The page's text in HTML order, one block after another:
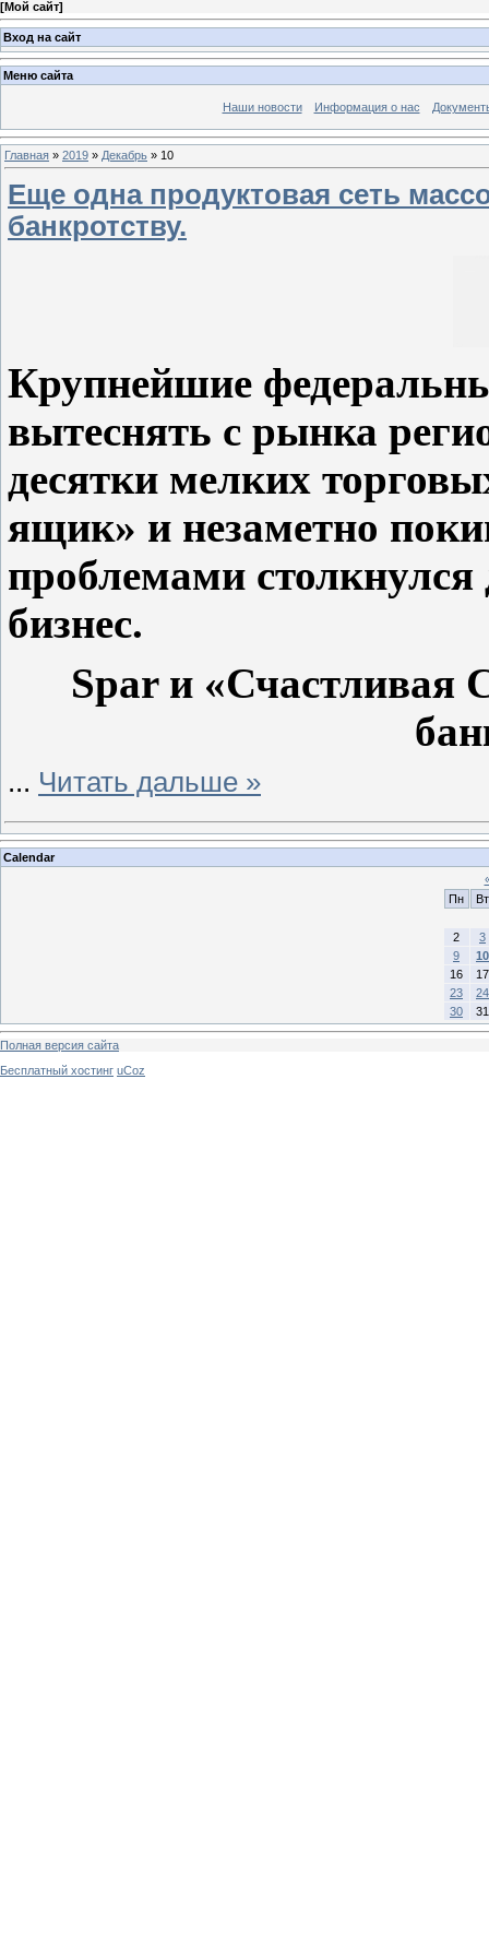
[Мой сайт]
Вход на сайт
Меню сайта
Наши новости Информация о нас
Главная » 2019 » Декабрь » 10
Еще одна продуктовая сеть
банкротству.
Крупнейшие
вытеснять с рынка
десятки мелких
ящик» и незаметно
проблемами
бизнес.
Spar и «Счастливая
... Читать дальше »
Calendar
Пн
Вт
2
3
9
10
16
17
23
24
30
31
Полная версия сайта
Бесплатный хостинг uCoz